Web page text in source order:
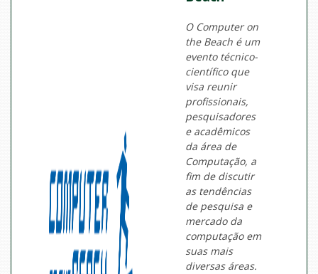
O Computer on
the Beach é um
evento técnico-
científico que
visa reunir
profissionais,
pesquisadores
e acadêmicos
da área de
Computação, a
fim de discutir
as tendências
de pesquisa e
mercado da
computação em
suas mais
diversas áreas.